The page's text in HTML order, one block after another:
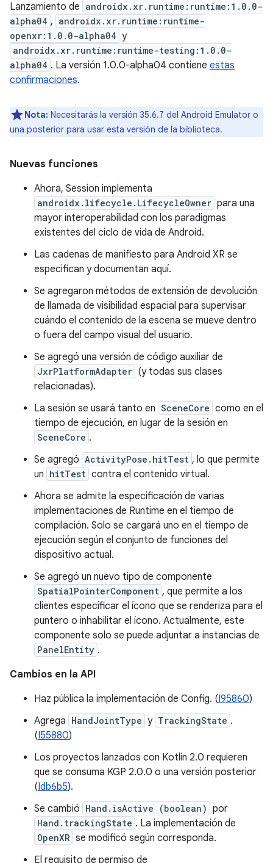
Lanzamiento de androidx.xr.runtime:runtime:1.0.0-
alpha04 , androidx.xr.runtime:runtime-
openxr:1.0.0-alpha04 y
androidx.xr.runtime:runtime-testing:1.0.0-
alpha04 . La versión 1.0.0-alpha04 contiene estas
confirmaciones.
Nota: Necesitarás la versión 35.6.7 del Android Emulator o
una posterior para usar esta versión de la biblioteca.
Nuevas funciones
Ahora, Session implementa
androidx.lifecycle.LifecycleOwner para una
mayor interoperabilidad con los paradigmas
existentes del ciclo de vida de Android.
Las cadenas de manifiesto para Android XR se
especifican y documentan aquí.
Se agregaron métodos de extensión de devolución
de llamada de visibilidad espacial para supervisar
cuándo el contenido de la escena se mueve dentro
o fuera del campo visual del usuario.
Se agregó una versión de código auxiliar de
JxrPlatformAdapter (y todas sus clases
relacionadas).
La sesión se usará tanto en SceneCore como en el
tiempo de ejecución, en lugar de la sesión en
SceneCore .
Se agregó ActivityPose.hitTest , lo que permite
un hitTest contra el contenido virtual.
Ahora se admite la especificación de varias
implementaciones de Runtime en el tiempo de
compilación. Solo se cargará uno en el tiempo de
ejecución según el conjunto de funciones del
dispositivo actual.
Se agregó un nuevo tipo de componente
SpatialPointerComponent , que permite a los
clientes especificar el ícono que se renderiza para el
puntero o inhabilitar el ícono. Actualmente, este
componente solo se puede adjuntar a instancias de
PanelEntity .
Cambios en la API
Haz pública la implementación de Config. (I95860)
Agrega HandJointType y TrackingState .
(I55880)
Los proyectos lanzados con Kotlin 2.0 requieren
que se consuma KGP 2.0.0 o una versión posterior
(Idb6b5).
Se cambió Hand.isActive (boolean) por
Hand.trackingState . La implementación de
OpenXR se modificó según corresponda.
El requisito de permiso de